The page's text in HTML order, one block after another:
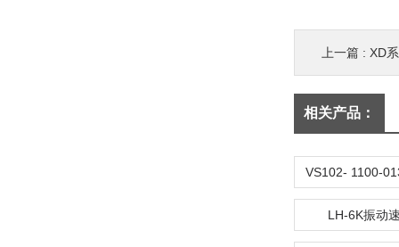
上一篇 : XD
相关产品：
LH-6K振动